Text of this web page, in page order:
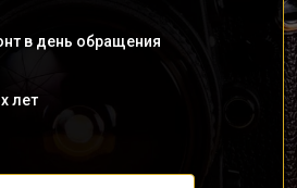
в день обращения
лет